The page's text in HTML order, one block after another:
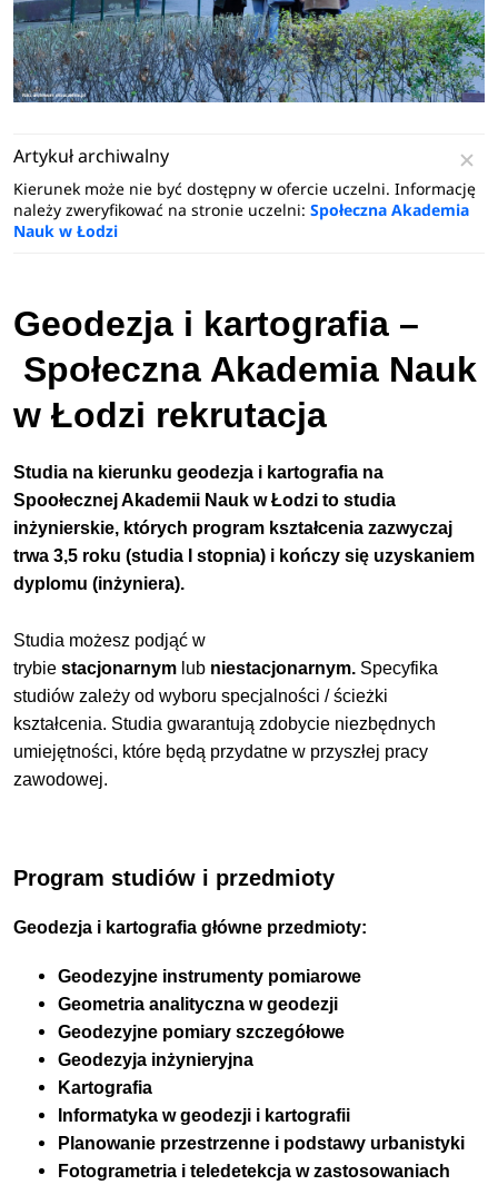
Artykuł archiwalny
Kierunek może nie być dostępny w ofercie uczelni. Informację
należy zweryfikować na stronie uczelni:Społeczna Akademia
Nauk w Łodzi
Geodezja i kartografia –
Społeczna Akademia Nauk
w Łodzi rekrutacja
Studia na kierunku geodezja i kartografia na
Spoołecznej Akademii Nauk w Łodzi to studia
inżynierskie, których program kształcenia zazwyczaj
trwa 3,5 roku (studia I stopnia) i kończy się uzyskaniem
dyplomu (inżyniera).
Studia możesz podjąć w
trybiestacjonarnym lub niestacjonarnym. Specyfika
studiów zależy od wyboru specjalności / ścieżki
kształcenia. Studia gwarantują zdobycie niezbędnych
umiejętności, które będą przydatne w przyszłej pracy
zawodowej.
Program studiów i przedmioty
Geodezja i kartografia główne przedmioty:
Geodezyjne instrumenty pomiarowe
Geometria analityczna w geodezji
Geodezyjne pomiary szczegółowe
Geodezyja inżynieryjna
Kartografia
Informatyka w geodezji i kartografii
Planowanie przestrzenne i podstawy urbanistyki
Fotogrametria i teledetekcja w zastosowaniach